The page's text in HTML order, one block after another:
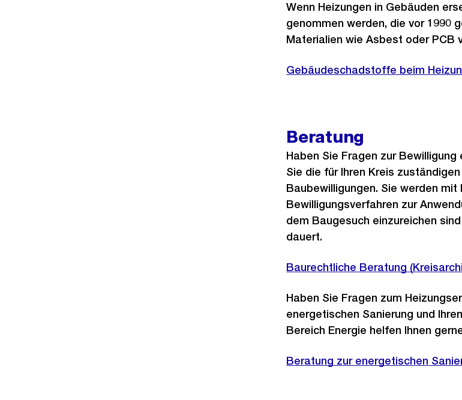
Wenn Heizungen in Gebäuden
genommen werden, die vor 1990
Materialien wie Asbest oder PCB
Gebäudeschadstoffe beim
Beratung
Haben Sie Fragen zur
Sie die für Ihren Kreis
Baubewilligungen. Sie werden
Bewilligungsverfahren zur
dem Baugesuch einzureichen
dauert.
Baurechtliche Beratung
Haben Sie Fragen zum
energetischen Sanierung und
Bereich Energie helfen Ihnen
Beratung zur energetischen